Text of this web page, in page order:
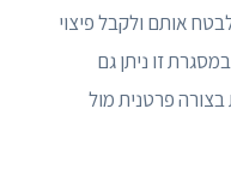
אותם ולקבל פיצוי
זו ניתן גם
פרטנית מול